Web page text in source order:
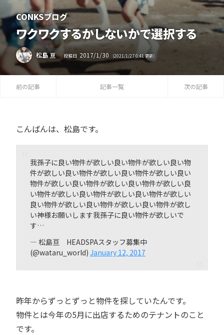
CONKSブログ
ワクワクするかしないかで選択する
松島 亘 投稿日 2017/1/30 （2021 /1 /270:41更新）
前の記事 記事一覧 次の記事
こんばんは、松島です。
我孫子に良い物件が欲しい良い物件が欲しい良い物
件が欲しい良い物件が欲しい良い物件が欲しい良い
物件が欲しい良い物件が欲しい良い物件が欲しい良
い物件が欲しい良い物件が欲しい良い物件が欲しい
良い物件が欲しい良い物件が欲しい良い物件が欲し
い神様お願いします我孫子に良い物件が欲しいで
す…
— 松島亘 HEADSPAスタッフ募集中
(@wataru_world) January 12, 2017
昨年からずっとずっと物件を探していたんです。
物件とは今年の5月に出店するためのテナントのこと
です。